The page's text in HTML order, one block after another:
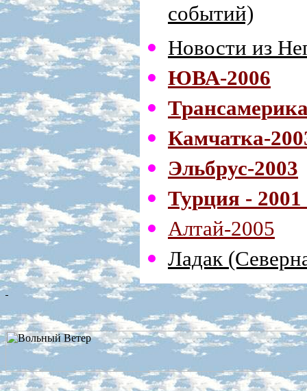
событий)
Новости из
ЮВА-2006
Камчатка-
Эльбрус-2003
Турция - 2001
Алтай-2005
Ладак